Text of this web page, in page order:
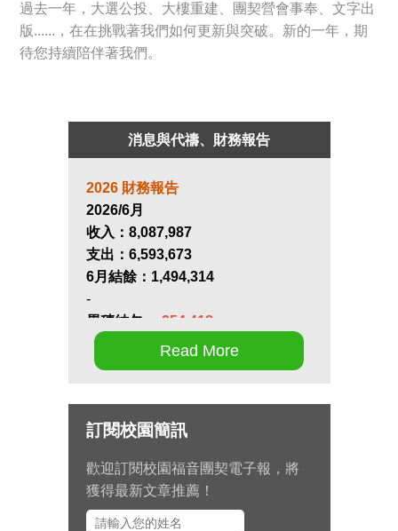
消息與代禱、財務報告
2026 財務報告
2026/6月
收入：8,087,987
支出：6,593,673
6月結餘： 1,494,314
-
累積結欠：
-254,418
第十七屆畢業生同行營將於九月 11
告。
九月 15 日至十月 2 日期間，總幹
事左心泰牧師將與團契部主任陳怡
安傳道、大學事工組主任田正平傳
Read More
訂閱校園簡訊
歡迎訂閱校園福音團契電子報，將
獲得最新文章推薦！
過去一年，大選公投、大樓重建、團契營會事奉、文字出
版......，在在挑戰著我們如何更新與突破。新的一年，期
待您持續陪伴著我們。